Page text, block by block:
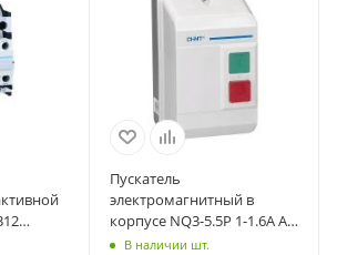
(R)
Пускатель
электромагнитный в
корпусе NQ3-5.5P 1-1.6А AC
220В IP55 (R) CHINT 496399
В наличии шт.